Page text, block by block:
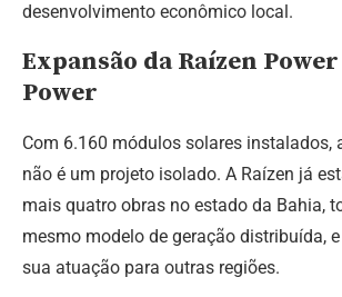
desenvolvimento econômico local.
Expansão da Raízen
Power
Com 6.160 módulos solares instalados,
não é um projeto isolado. A Raízen já
mais quatro obras no estado da Bahia,
mesmo modelo de geração distribuída,
sua atuação para outras regiões.